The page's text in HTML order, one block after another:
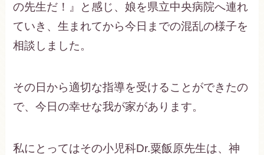
の先生だ！』と感じ、娘を県立中央病院へ連れ
ていき、生まれてから今日までの混乱の様子を
相談しました。
その日から適切な指導を受けることができたの
で、今日の幸せな我が家があります。
私にとってはその小児科Dr.粟飯原先生は、神